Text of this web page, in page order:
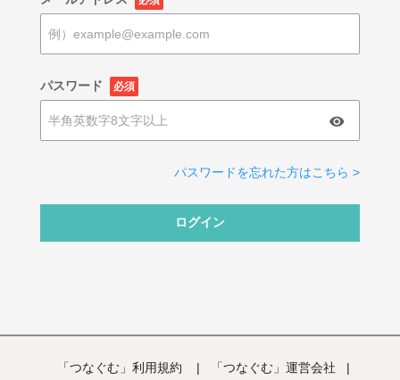
パスワード 必須
パスワードを忘れた方はこちら >
ログイン
「つなぐむ」利用規約 | 「つなぐむ」運営会社 |